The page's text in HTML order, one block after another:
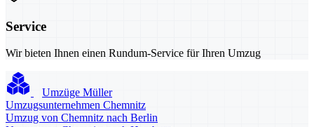
Service
Wir bieten Ihnen einen Rundum-Service für Ihren Umzug
Umzüge Müller
Umzugsunternehmen Chemnitz
Umzug von Chemnitz nach Berlin